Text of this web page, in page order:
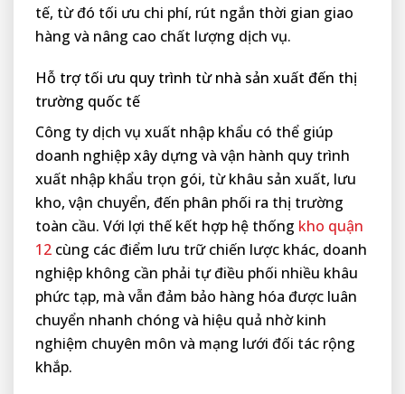
tế, từ đó tối ưu chi phí, rút ngắn thời gian giao
hàng và nâng cao chất lượng dịch vụ.
Hỗ trợ tối ưu quy trình từ nhà sản xuất đến thị
trường quốc tế
Công ty dịch vụ xuất nhập khẩu có thể giúp
doanh nghiệp xây dựng và vận hành quy trình
xuất nhập khẩu trọn gói, từ khâu sản xuất, lưu
kho, vận chuyển, đến phân phối ra thị trường
toàn cầu. Với lợi thế kết hợp hệ thống kho quận
12 cùng các điểm lưu trữ chiến lược khác, doanh
nghiệp không cần phải tự điều phối nhiều khâu
phức tạp, mà vẫn đảm bảo hàng hóa được luân
chuyển nhanh chóng và hiệu quả nhờ kinh
nghiệm chuyên môn và mạng lưới đối tác rộng
khắp.